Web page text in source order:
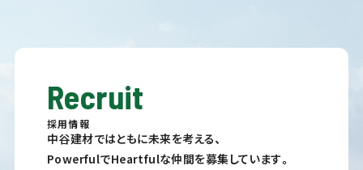
Recruit
採用情報
中谷建材ではともに未来を考える、
PowerfulでHeartfulな仲間を募集しています。